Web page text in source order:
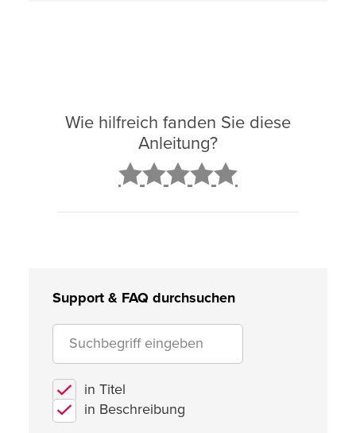
Wie hilfreich fanden Sie diese
Anleitung?
Support & FAQ durchsuchen
in Titel
in Beschreibung